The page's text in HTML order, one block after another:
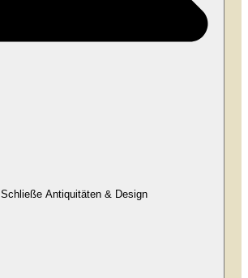
Schließe Antiquitäten & Design